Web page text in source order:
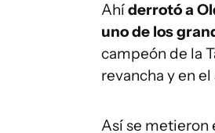
Ahíderrotó a
uno de los
campeón de la
revancha y en
Así se metieron